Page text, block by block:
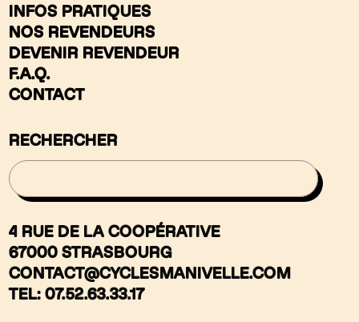
INFOS PRATIQUES
NOS REVENDEURS
DEVENIR REVENDEUR
F.A.Q.
CONTACT
RECHERCHER
4 RUE DE LA COOPÉRATIVE
67000 STRASBOURG
CONTACT@CYCLESMANIVELLE.COM
TEL: 07.52.63.33.17